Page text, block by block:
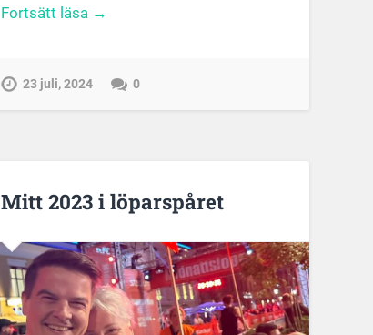
Fortsätt läsa →
23 juli, 2024 0
Mitt 2023 i löparspåret